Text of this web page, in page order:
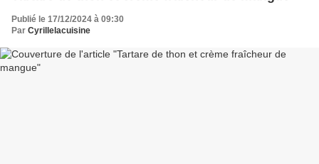
Publié le 17/12/2024 à 09:30
Par Cyrillelacuisine